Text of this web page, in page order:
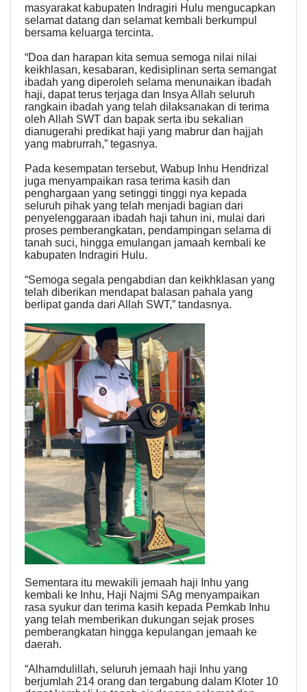
masyarakat kabupaten Indragiri Hulu mengucapkan
selamat datang dan selamat kembali berkumpul
bersama keluarga tercinta.
“Doa dan harapan kita semua semoga nilai nilai
keikhlasan, kesabaran, kedisiplinan serta semangat
ibadah yang diperoleh selama menunaikan ibadah
haji, dapat terus terjaga dan Insya Allah seluruh
rangkain ibadah yang telah dilaksanakan di terima
oleh Allah SWT dan bapak serta ibu sekalian
dianugerahi predikat haji yang mabrur dan hajjah
yang mabrurrah,” tegasnya.
Pada kesempatan tersebut, Wabup Inhu Hendrizal
juga menyampaikan rasa terima kasih dan
penghargaan yang setinggi tinggi nya kepada
seluruh pihak yang telah menjadi bagian dari
penyelenggaraan ibadah haji tahun ini, mulai dari
proses pemberangkatan, pendampingan selama di
tanah suci, hingga emulangan jamaah kembali ke
kabupaten Indragiri Hulu.
“Semoga segala pengabdian dan keikhklasan yang
telah diberikan mendapat balasan pahala yang
berlipat ganda dari Allah SWT,” tandasnya.
Sementara itu mewakili jemaah haji Inhu yang
kembali ke Inhu, Haji Najmi SAg menyampaikan
rasa syukur dan terima kasih kepada Pemkab Inhu
yang telah memberikan dukungan sejak proses
pemberangkatan hingga kepulangan jemaah ke
daerah.
“Alhamdulillah, seluruh jemaah haji Inhu yang
berjumlah 214 orang dan tergabung dalam Kloter 10